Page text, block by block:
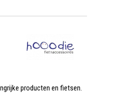
producten en fietsen.